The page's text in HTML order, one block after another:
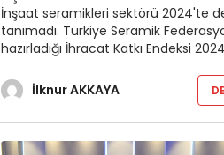
İnşaat seramikleri sektörü 2024'te
tanımadı. Türkiye Seramik
hazırladığı İhracat Katkı Endeksi
İlknur AKKAYA